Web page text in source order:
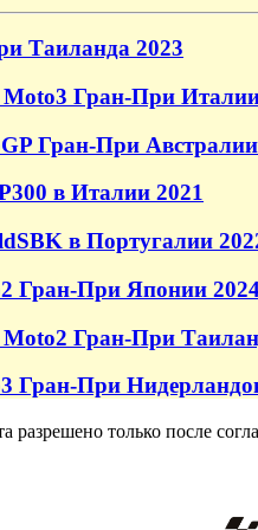
Таиланда 2023
Гран-При
Гран-При
в Италии 2021
в Португалии
Гран-При Японии
Гран-При
Гран-При
разрешено только после